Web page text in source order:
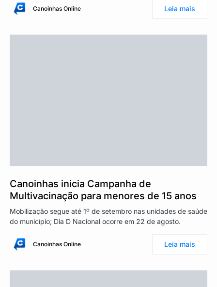
Canoinhas Online Leia mais
Canoinhas inicia Campanha de
Multivacinação para menores de 15 anos
Mobilização segue até 1º de setembro nas unidades de saúde
do município; Dia D Nacional ocorre em 22 de agosto.
Canoinhas Online Leia mais